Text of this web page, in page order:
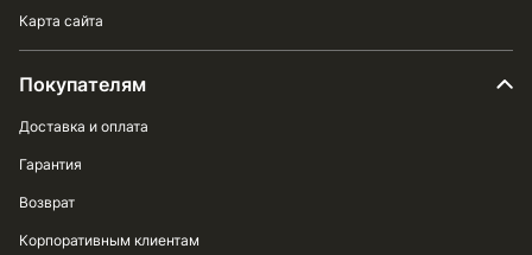
Карта сайта
Покупателям
Доставка и оплата
Гарантия
Возврат
Корпоративным клиентам